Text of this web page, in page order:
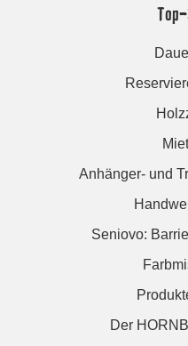
Anhänger- und
Seniovo:
Der